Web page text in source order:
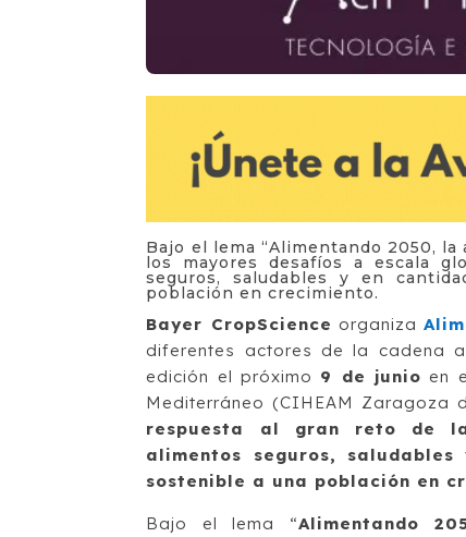
Bajo el lema “Alimentando 2050,
los mayores desafíos a escala
seguros, saludables y en
población en crecimiento.
Bayer CropScience organiza
diferentes actores de la cadena
edición el próximo 9 de junio en
Mediterráneo (CIHEAM Zaragoza
respuesta al gran reto de
alimentos seguros,
sostenible a una población en
Bajo el lema “Alimentando